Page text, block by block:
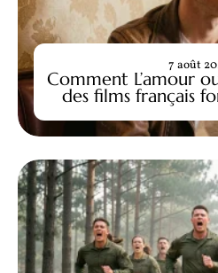
Comment L’amour
des films français
7 août